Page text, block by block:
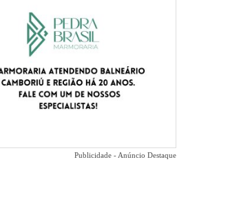
Publicidade - Anúncio Destaque